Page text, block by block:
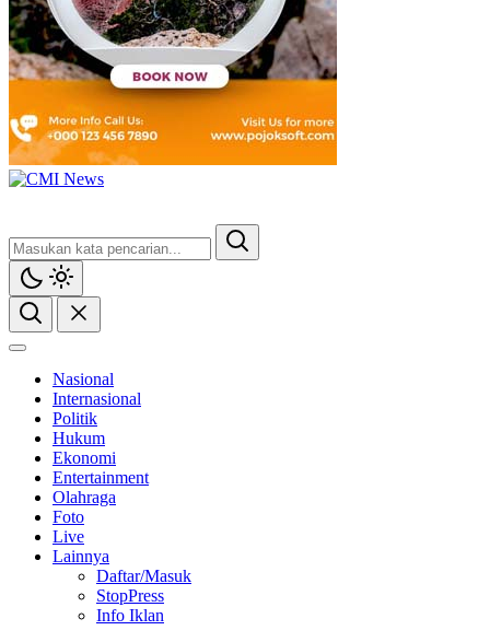
Nasional
Internasional
Politik
Hukum
Ekonomi
Entertainment
Olahraga
Foto
Live
Lainnya
Daftar/Masuk
StopPress
Info Iklan